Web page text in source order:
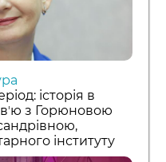
історія в
з Горюновою
інституту